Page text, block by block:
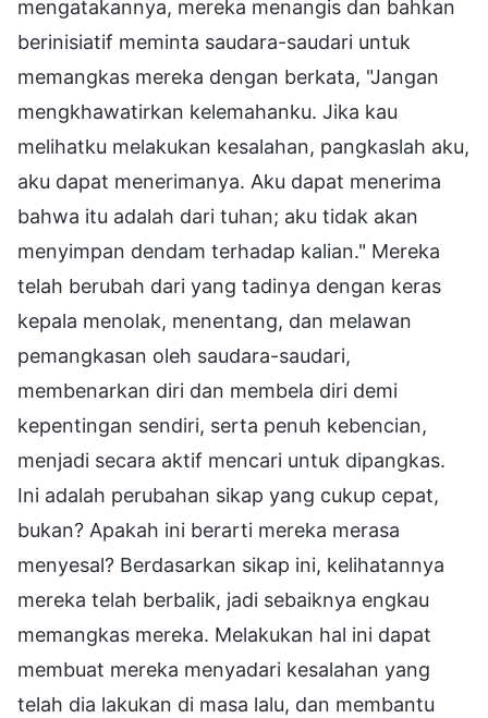
mengatakannya, mereka menangis dan bahkan
berinisiatif meminta saudara-saudari untuk
memangkas mereka dengan berkata, "Jangan
mengkhawatirkan kelemahanku. Jika kau
melihatku melakukan kesalahan, pangkaslah aku,
aku dapat menerimanya. Aku dapat menerima
bahwa itu adalah dari tuhan; aku tidak akan
menyimpan dendam terhadap kalian." Mereka
telah berubah dari yang tadinya dengan keras
kepala menolak, menentang, dan melawan
pemangkasan oleh saudara-saudari,
membenarkan diri dan membela diri demi
kepentingan sendiri, serta penuh kebencian,
menjadi secara aktif mencari untuk dipangkas.
Ini adalah perubahan sikap yang cukup cepat,
bukan? Apakah ini berarti mereka merasa
menyesal? Berdasarkan sikap ini, kelihatannya
mereka telah berbalik, jadi sebaiknya engkau
memangkas mereka. Melakukan hal ini dapat
membuat mereka menyadari kesalahan yang
telah dia lakukan di masa lalu, dan membantu